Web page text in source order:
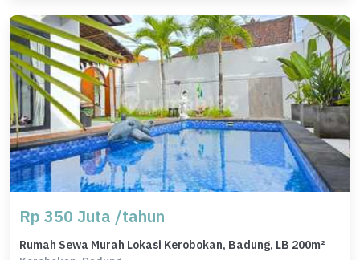
Rp 350 Juta /tahun
Rumah Sewa Murah Lokasi Kerobokan, Badung, LB 200m²